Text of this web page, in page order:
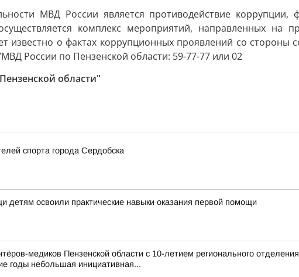
МВД России является противодействие
комплекс мероприятий, направленных на
известно о фактах коррупционных проявлений со стороны
России по Пензенской области: 59-77-77 или 02
области"
спорта города Сердобска
детям освоили практические навыки оказания первой помощи
медиков Пензенской области с 10-летием регионального
годы небольшая инициативная...